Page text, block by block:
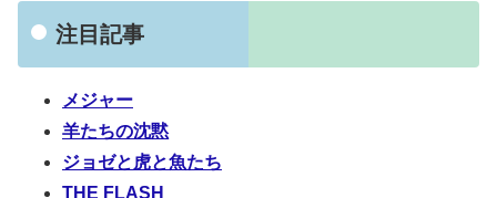
注目記事
メジャー
羊たちの沈黙
ジョゼと虎と魚たち
THE FLASH